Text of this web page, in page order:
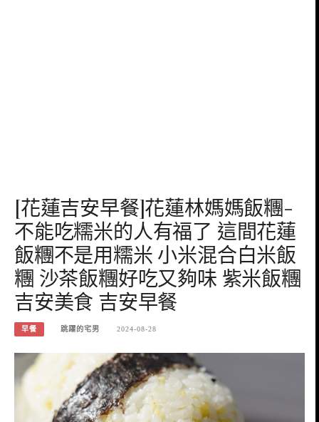
[花蓮吉安早餐]花蓮林媽媽飯糰-
不能吃糯米的人有福了 這間花蓮
飯糰不是用糯米 小米混合白米飯
糰 沙茶飯糰好吃又夠味 紫米飯糰
吉安美食 吉安早餐
早餐 跳躍的宅男 2024-08-28